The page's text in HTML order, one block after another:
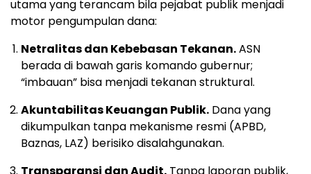
utama yang terancam bila pejabat publik menjadi
motor pengumpulan dana:
Netralitas dan Kebebasan Tekanan.ASN
berada di bawah garis komando gubernur;
“imbauan” bisa menjadi tekanan struktural.
Akuntabilitas Keuangan Publik. Dana yang
dikumpulkan tanpa mekanisme resmi (APBD,
Baznas, LAZ) berisiko disalahgunakan.
Transparansi dan Audit. Tanpa laporan publik,